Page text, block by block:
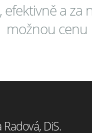
efektivně a za
možnou cenu